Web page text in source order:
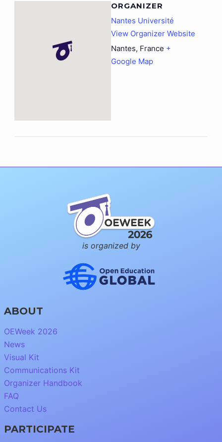
ORGANIZER
Nantes Université
View Organizer Website
Nantes, France +
Google Map
is organized by
ABOUT
OEWeek 2026
News
Visual Kit
Communications Kit
Organizer Handbook
FAQ
Contact Us
PARTICIPATE